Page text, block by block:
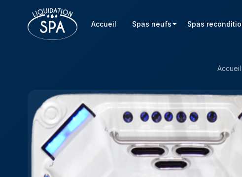
Accueil Spas neufs Spas
Accueil